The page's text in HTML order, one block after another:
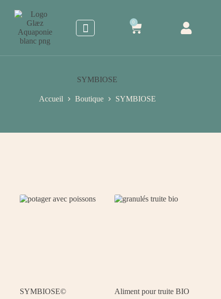
0
SYMBIOSE
Accueil Boutique SYMBIOSE
SYMBIOSE©
Aliment pour truite BIO